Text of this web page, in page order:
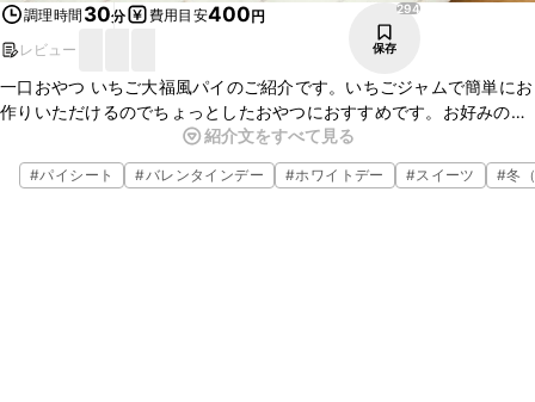
調理時間 30分 費用目安400円
レビュー
294
保存
一口おやつ いちご大福風パイのご紹介です。いちごジャムで簡単にお
作りいただけるのでちょっとしたおやつにおすすめです。お好みの
ジャムやあんを入れてもいいですね。ハートや星など、パイシートを
型抜きしてからでも可愛くお作りいただけますよ。
紹介文をすべて見る
#パイシート #バレンタインデー #ホワイトデー #スイーツ #冬